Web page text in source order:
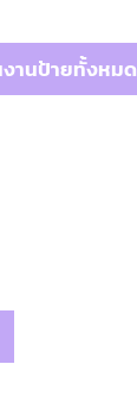
านป้ายทั้งหมด